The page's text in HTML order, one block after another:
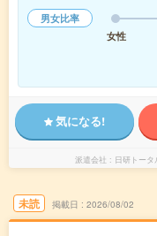
男女比率
女性
気になる!
派遣会社 日研トー
未読 掲載日 2026/08/02